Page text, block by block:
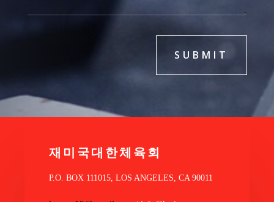
SUBMIT
재미국대한체육회
P.O. BOX 111015, LOS ANGELES, CA 90011